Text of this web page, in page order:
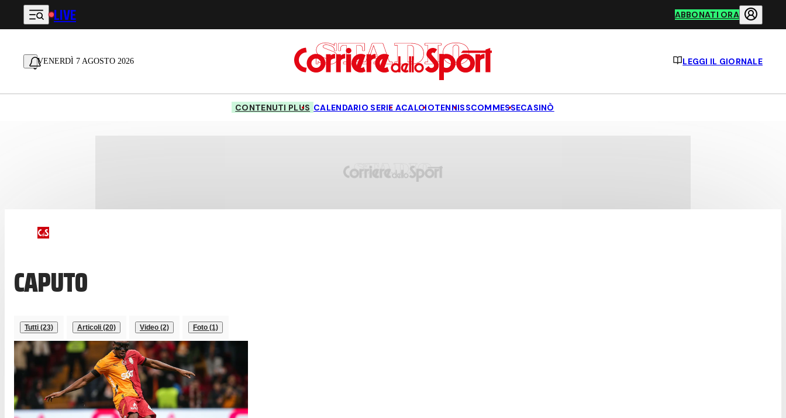
Vai al contenuto principale
LIVE ABBONATI ORA
VENERDÌ 7 AGOSTO 2026 LEGGI IL GIORNALE
CONTENUTI PLUS CALENDARIO SERIE ACALCIOTENNISSCOMMESSECASINÒ
CAPUTO
Tutti (23) Articoli (20) Video (2) Foto (1)